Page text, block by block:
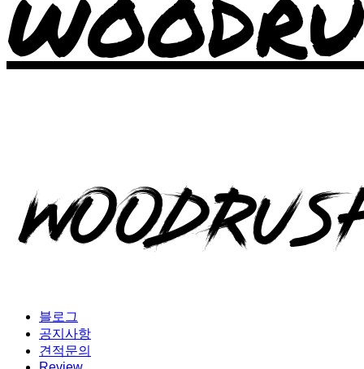
블로그
공지사항
견적문의